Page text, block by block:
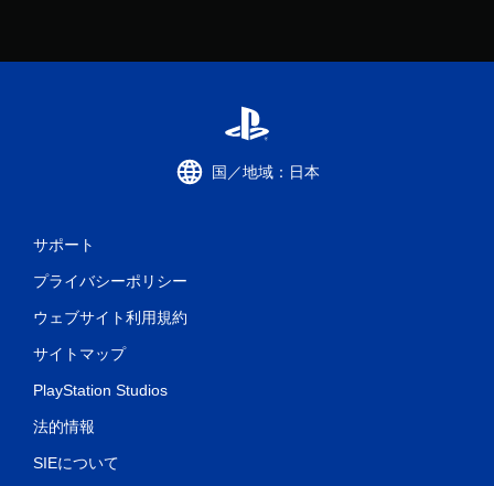
国／地域：日本
サポート
プライバシーポリシー
ウェブサイト利用規約
サイトマップ
PlayStation Studios
法的情報
SIEについて